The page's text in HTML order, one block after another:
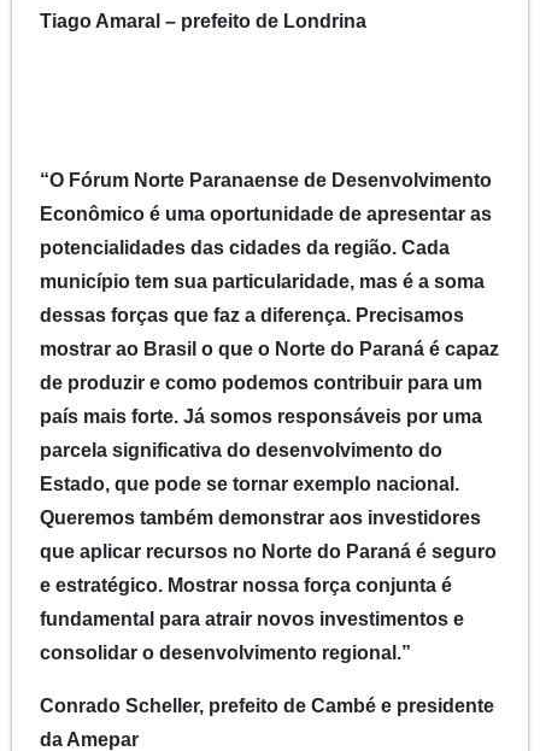
Tiago Amaral – prefeito de Londrina
“O Fórum Norte Paranaense de Desenvolvimento
Econômico é uma oportunidade de apresentar as
potencialidades das cidades da região. Cada
município tem sua particularidade, mas é a soma
dessas forças que faz a diferença. Precisamos
mostrar ao Brasil o que o Norte do Paraná é capaz
de produzir e como podemos contribuir para um
país mais forte. Já somos responsáveis por uma
parcela significativa do desenvolvimento do
Estado, que pode se tornar exemplo nacional.
Queremos também demonstrar aos investidores
que aplicar recursos no Norte do Paraná é seguro
e estratégico. Mostrar nossa força conjunta é
fundamental para atrair novos investimentos e
consolidar o desenvolvimento regional.”
Conrado Scheller, prefeito de Cambé e presidente
da Amepar